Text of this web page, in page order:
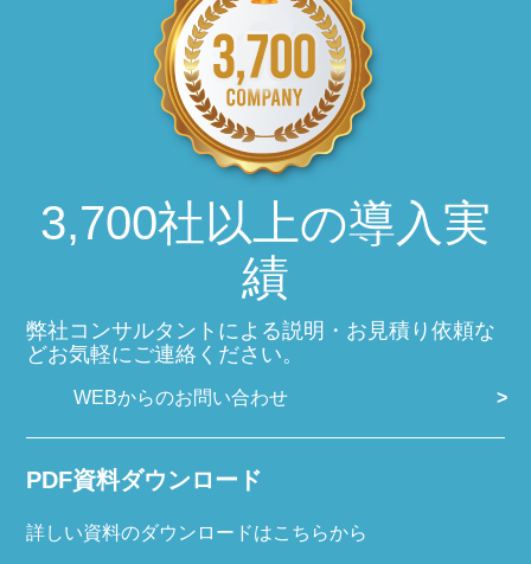
3,700社以上の導入実
績
弊社コンサルタントによる説明・お見積り依頼な
どお気軽にご連絡ください。
WEBからのお問い合わせ
PDF資料ダウンロード
詳しい資料のダウンロードはこちらから